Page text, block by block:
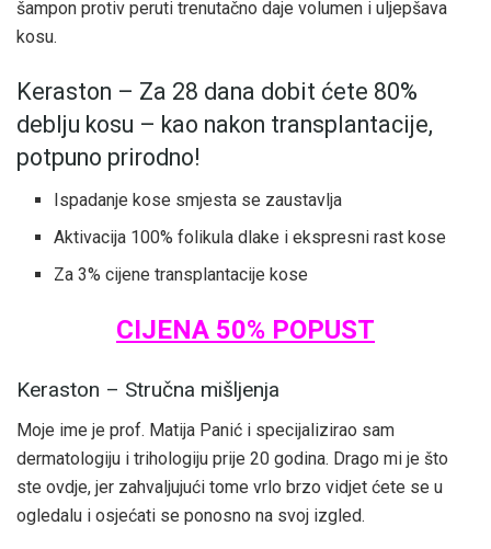
šampon protiv peruti trenutačno daje volumen i uljepšava
kosu.
Keraston – Za 28 dana dobit ćete 80%
deblju kosu – kao nakon transplantacije,
potpuno prirodno!
Ispadanje kose smjesta se zaustavlja
Aktivacija 100% folikula dlake i ekspresni rast kose
Za 3% cijene transplantacije kose
CIJENA 50% POPUST
Keraston – Stručna mišljenja
Moje ime je prof. Matija Panić i specijalizirao sam
dermatologiju i trihologiju prije 20 godina. Drago mi je što
ste ovdje, jer zahvaljujući tome vrlo brzo vidjet ćete se u
ogledalu i osjećati se ponosno na svoj izgled.